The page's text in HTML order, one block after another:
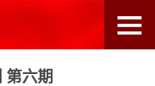
第六期